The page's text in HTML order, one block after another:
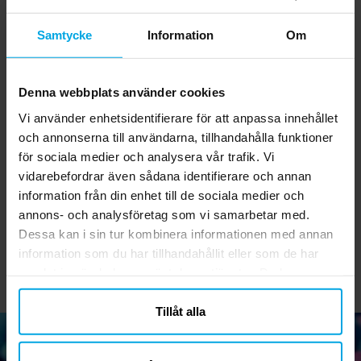
Samtycke Information Om
Denna webbplats använder cookies
Vi använder enhetsidentifierare för att anpassa innehållet
och annonserna till användarna, tillhandahålla funktioner
för sociala medier och analysera vår trafik. Vi
vidarebefordrar även sådana identifierare och annan
information från din enhet till de sociala medier och
annons- och analysföretag som vi samarbetar med.
Dessa kan i sin tur kombinera informationen med annan
information som du har tillhandahållit eller som de har
närsomhelst ändra ditt samtycke.
Tillåt alla
Serpentiner - Gul
Pris :19,00 kr
19,00 kr
KÖP
Ariel - Servetter 20-
pack
Pris:35,00 kr
35,00 kr
KÖP